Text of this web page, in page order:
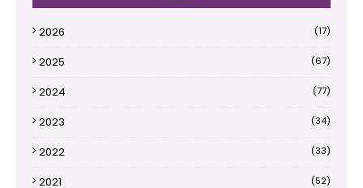
2026 (17)
2025 (67)
2024 (77)
2023 (34)
2022 (33)
2021 (52)